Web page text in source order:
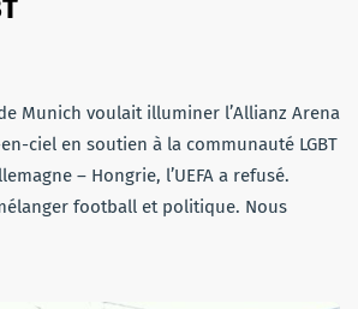
Munich voulait illuminer l’Allianz Arena
ciel en soutien à la communauté LGBT
– Hongrie, l’UEFA a refusé.
mélanger football et politique. Nous